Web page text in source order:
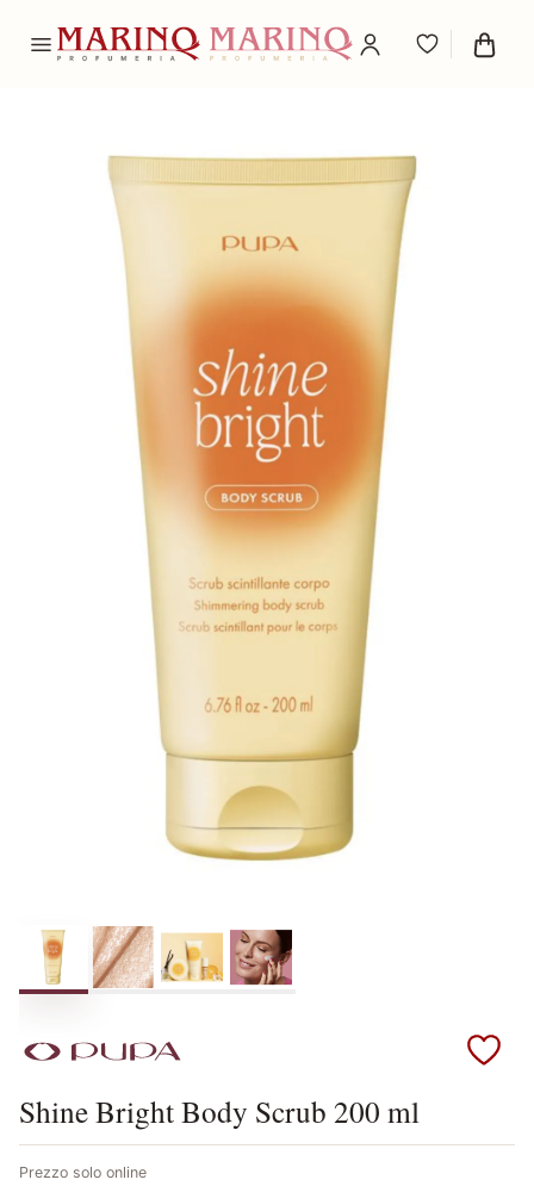
Scopri i prodotti Pupa
Shine Bright Body Scrub 200 ml
Prezzo solo online